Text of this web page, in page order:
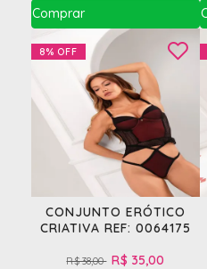
8% OFF
CONJUNTO ERÓTICO
CRIATIVA REF: 0064175
R$ 38,00 R$ 35,00